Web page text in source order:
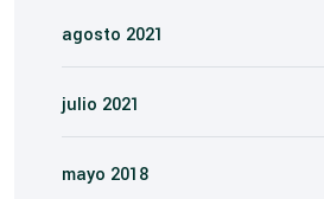
agosto 2021
julio 2021
mayo 2018